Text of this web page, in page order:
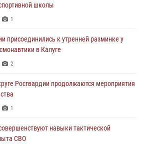
школы
1
присоединились к утренней разминке у
в Калуге
2
Росгвардии продолжаются мероприятия
1
навыки тактической
СВО